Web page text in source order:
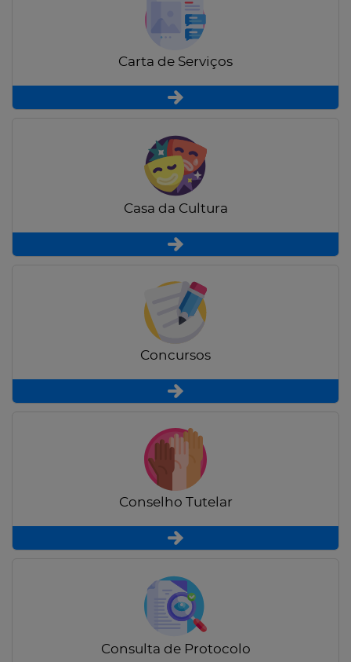
Carta de Serviços
Casa da Cultura
Concursos
Conselho Tutelar
Consulta de Protocolo